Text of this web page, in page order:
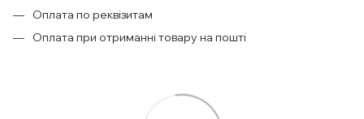
Оплата по реквізитам
Оплата при отриманні товару на пошті